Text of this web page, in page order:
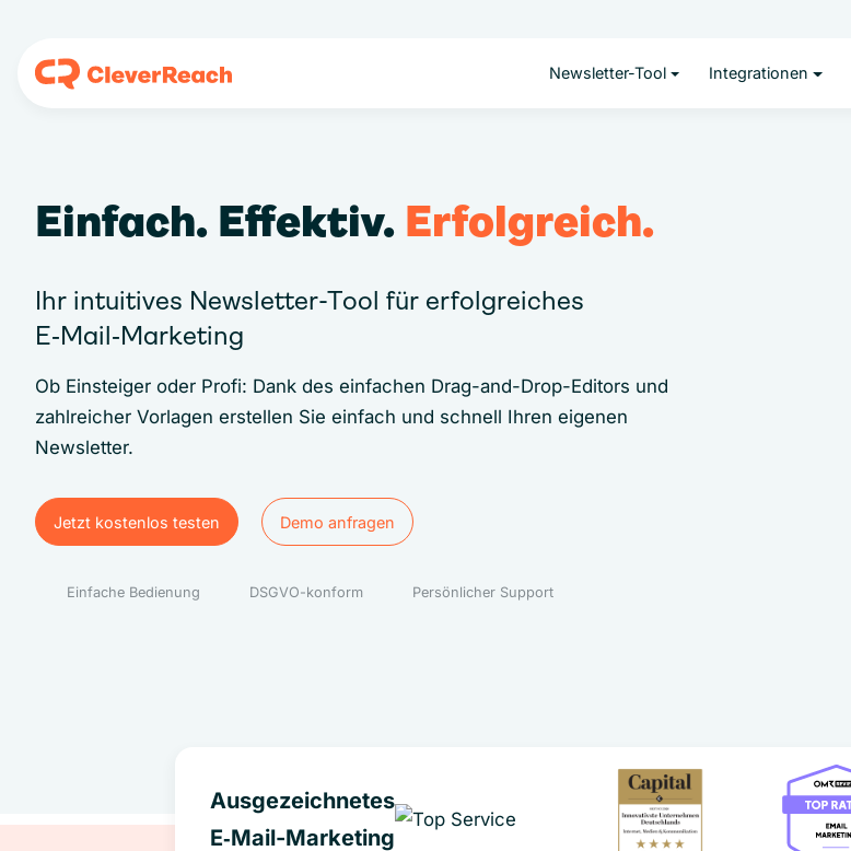
Newsletter-Tool Integrationen
Einfach. Effektiv. Erfolgreich.
Ihr intuitives Newsletter-Tool für erfolgreiches
E‑Mail‑Marketing
Ob Einsteiger oder Profi: Dank des einfachen Drag-and-Drop-Editors und
zahlreicher Vorlagen erstellen Sie einfach und schnell Ihren eigenen
Newsletter.
Jetzt kostenlos testen
Jetzt kostenlos testen
Demo anfragen
Demo anfragen
Einfache Bedienung DSGVO-konform Persönlicher Support
Ausgezeichnetes
E‑Mail-Marketing